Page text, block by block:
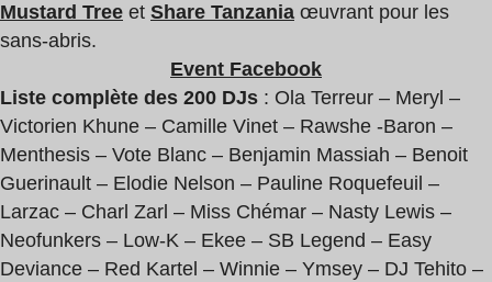
Mustard Tree et Share Tanzania œuvrant pour les
sans-abris.
Event Facebook
Liste complète des 200 DJs : Ola Terreur – Meryl –
Victorien Khune – Camille Vinet – Rawshe -Baron –
Menthesis – Vote Blanc – Benjamin Massiah – Benoit
Guerinault – Elodie Nelson – Pauline Roquefeuil –
Larzac – Charl Zarl – Miss Chémar – Nasty Lewis –
Neofunkers – Low-K – Ekee – SB Legend – Easy
Deviance – Red Kartel – Winnie – Ymsey – DJ Tehito –